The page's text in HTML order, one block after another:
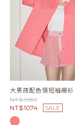
大男孩配色領短袖襯衫
NT$1580
NT$1074
SALE